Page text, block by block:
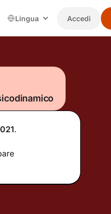
Lingua Accedi
.